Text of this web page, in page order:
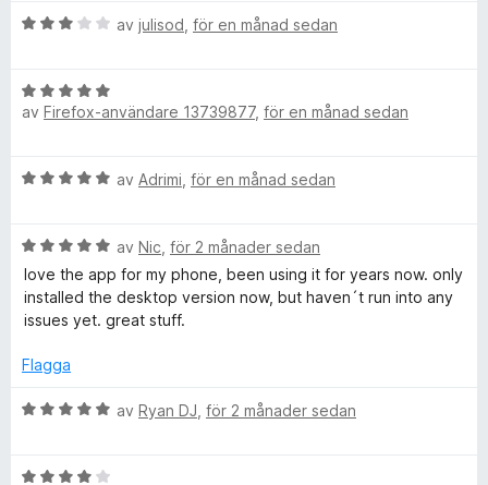
c
|
W
e
b
s
i
t
5
4
5
B
y
g
t
a
v
5
av julisod för en månad sedan
B
e
g
t
t
5
a
5
av Firefox-användare 13739877, för en månad sedan
B
y
g
s
a
t
a
av Adrimi för en månad sedan
B
e
t
y
s
t
a
av Nic för 2 månader sedan
love the app for my phone, been using it for years now. only
installed the desktop version now, but haven´t run into any
issues yet. great stuff.
Flagga
B
y
av Ryan DJ för 2 månader sedan
B